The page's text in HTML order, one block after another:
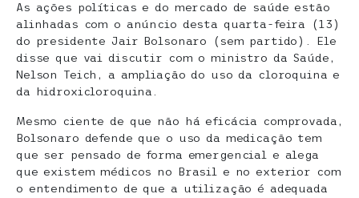
As ações políticas e do mercado de saúde estão
alinhadas com o anúncio desta quarta-feira (13)
do presidente Jair Bolsonaro (sem partido). Ele
disse que vai discutir com o ministro da Saúde,
Nelson Teich, a ampliação do uso da cloroquina e
da hidroxicloroquina.
Mesmo ciente de que não há eficácia comprovada,
Bolsonaro defende que o uso da medicação tem
que ser pensado de forma emergencial e alega
que existem médicos no Brasil e no exterior com
o entendimento de que a utilização é adequada